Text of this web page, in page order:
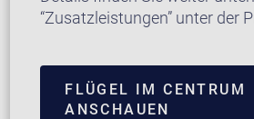
“Zusatzleistungen” unter der
FLÜGEL IM CENTRUM
ANSCHAUEN